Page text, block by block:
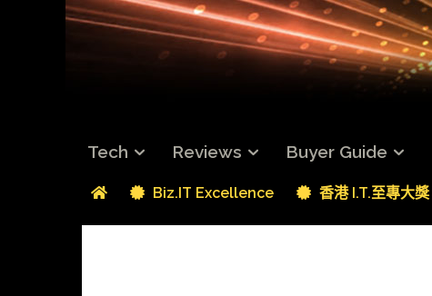
Tech Reviews Buyer Guide
Biz.IT Excellence 香港 I.T.至專大獎